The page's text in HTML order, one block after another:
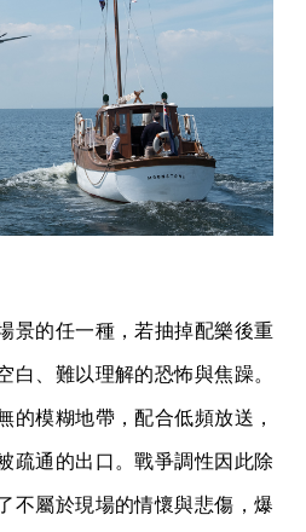
景的任一種，若抽掉配樂後重
白、難以理解的恐怖與焦躁。
的模糊地帶，配合低頻放送，
疏通的出口。戰爭調性因此除
不屬於現場的情懷與悲傷，爆